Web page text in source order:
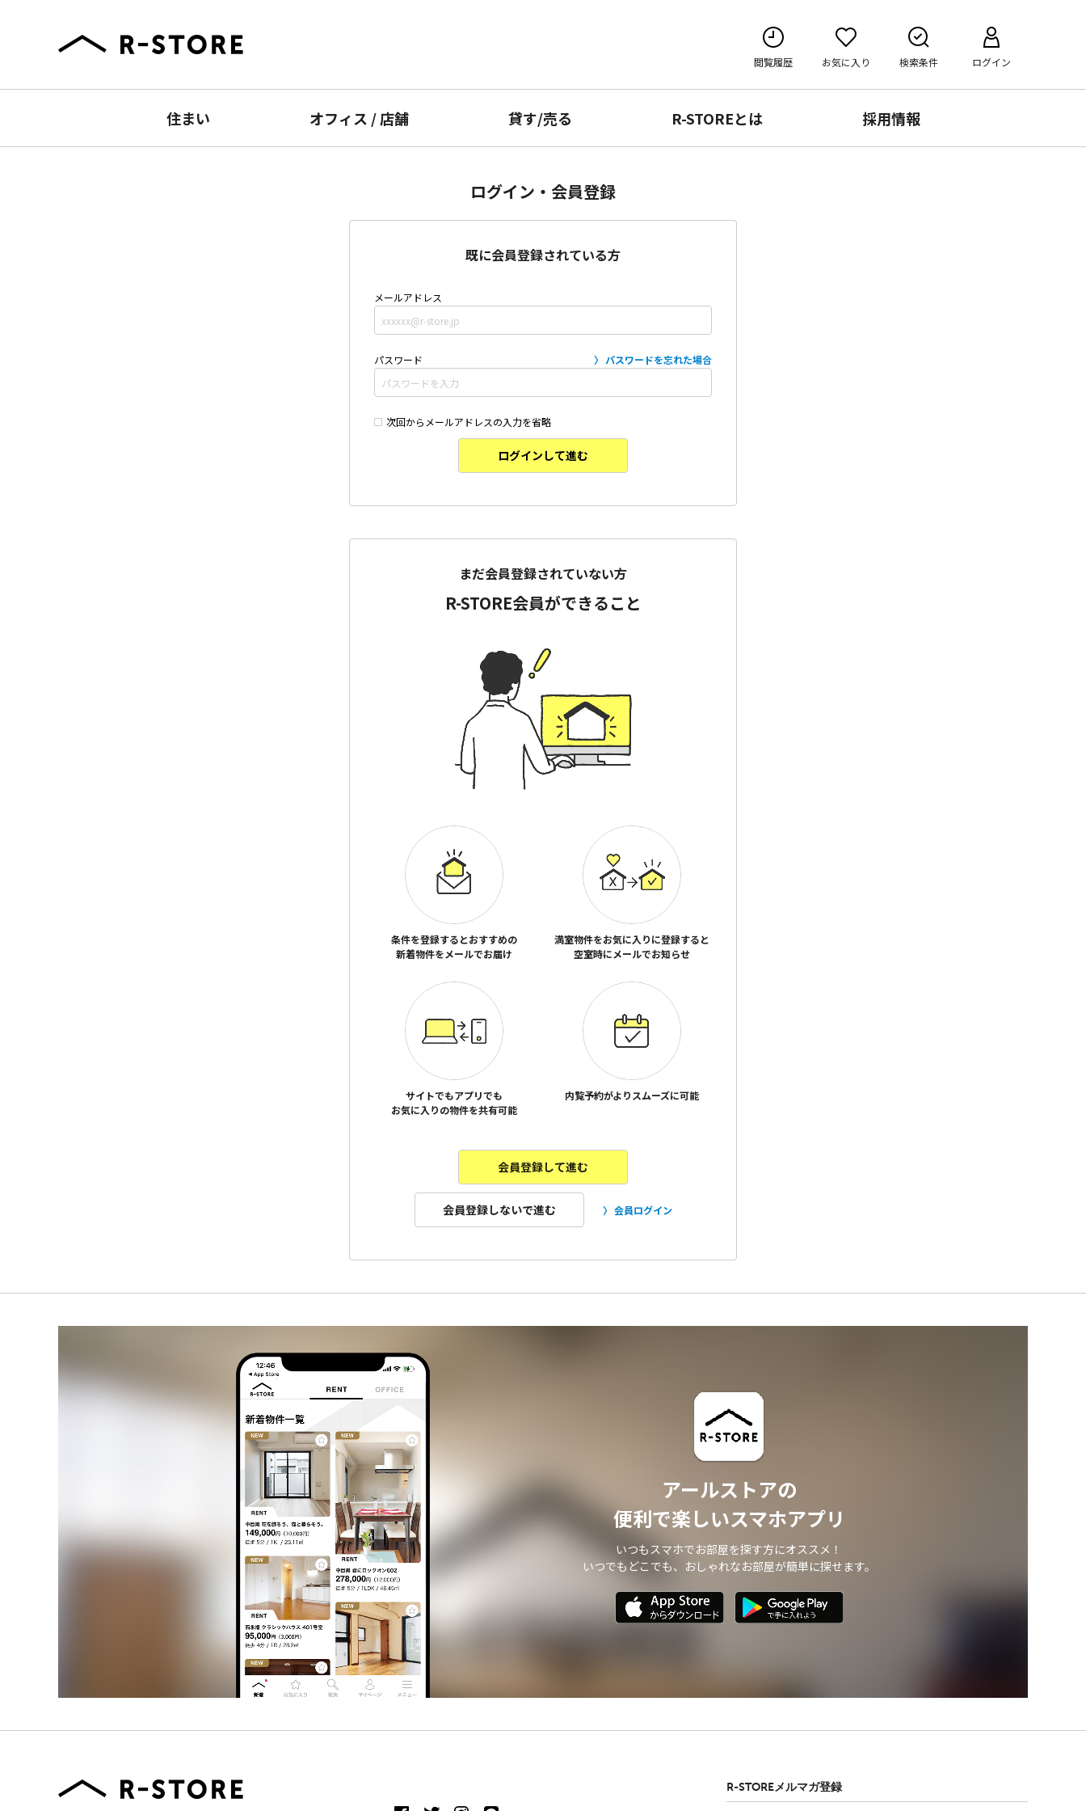
閲覧履歴 お気に入り 検索条件 ログイン
住まい オフィス /店舗 貸す/売る R-STOREとは 採用情報
ログイン・会員登録
既に会員登録されている方
メールアドレス
パスワード パスワードを忘れた場合
次回からメールアドレスの入力を省略
ログインして進む
まだ会員登録されていない方
R-STORE会員ができること
条件を登録するとおすすめの
新着物件をメールでお届け
満室物件をお気に入りに登録すると
空室時にメールでお知らせ
サイトでもアプリでも
お気に入りの物件を共有可能
内覧予約がよりスムーズに可能
会員登録して進む
会員登録しないで進む 会員ログイン
アールストアの
便利で楽しいスマホアプリ
いつもスマホでお部屋を探す方にオススメ！
いつでもどこでも、おしゃれなお部屋が簡単に探せます。
R-STOREメルマガ登録